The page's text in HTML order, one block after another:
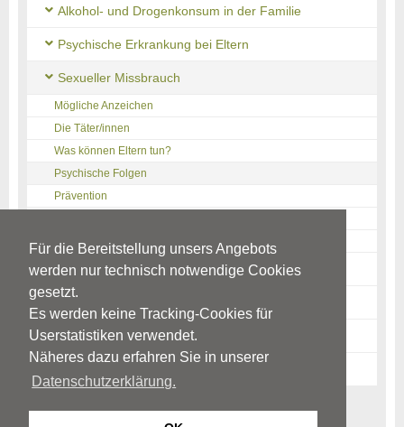
Für die Bereitstellung unsers Angebots
werden nur technisch notwendige Cookies
gesetzt.
Es werden keine Tracking-Cookies für
Userstatistiken verwendet.
Näheres dazu erfahren Sie in unserer
Datenschutzerklärung.
Alkohol- und Drogenkonsum in der Familie
Psychische Erkrankung bei Eltern
Sexueller Missbrauch
Mögliche Anzeichen
Die Täter/innen
Was können Eltern tun?
Psychische Folgen
Prävention
Quellen
Trennung/Scheidung
News-Archiv
Begriffe